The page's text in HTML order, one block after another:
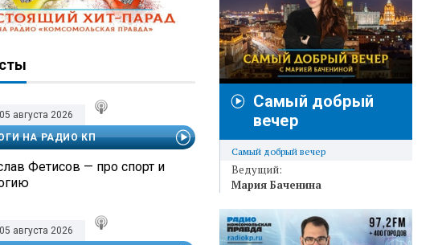
августа 2026
НА РАДИО КП
Фетисов — про спорт и
августа 2026
Самый добрый
вечер
Самый добрый вечер
Ведущий:
Мария Баченина